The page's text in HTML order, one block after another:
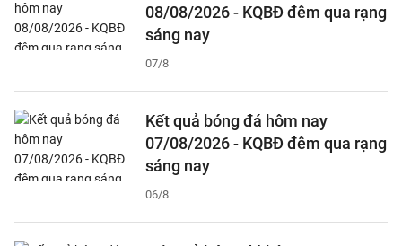
08/08/2026 - KQBĐ đêm qua rạng
sáng nay
07/8
Kết quả bóng đá hôm nay
07/08/2026 - KQBĐ đêm qua rạng
sáng nay
06/8